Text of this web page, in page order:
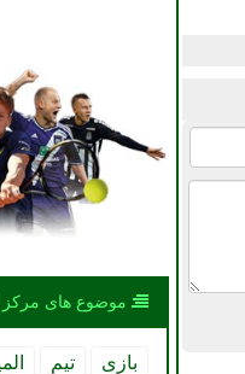
موضوع های
بازی تیم